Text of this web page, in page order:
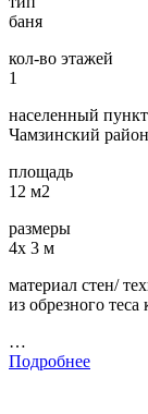
баня
кол-во этажей
1
населенный пункт
Чамзинский
площадь
12 м2
размеры
4х 3 м
материал стен/
из обрезного теса
…
Подробнее